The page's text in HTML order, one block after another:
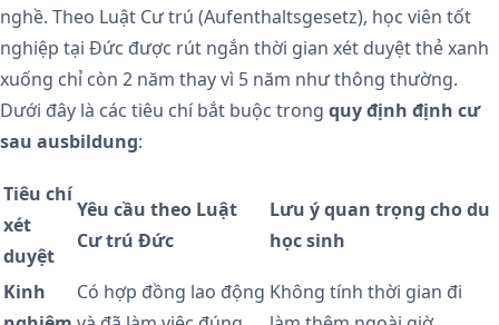
nghề. Theo Luật Cư trú (Aufenthaltsgesetz), học viên tốt
nghiệp tại Đức được rút ngắn thời gian xét duyệt thẻ xanh
xuống chỉ còn 2 năm thay vì 5 năm như thông thường.
Dưới đây là các tiêu chí bắt buộc trong quy định định cư
sau ausbildung:
Tiêu chí
xét
duyệt
Yêu cầu theo Luật
Cư trú Đức
Lưu ý quan trọng cho du
học sinh
Kinh
Có hợp đồng lao động Không tính thời gian đi